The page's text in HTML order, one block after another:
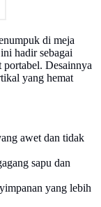
di meja
hadir sebagai
portabel. Desainnya
yang hemat
awet dan tidak
sapu dan
yang lebih